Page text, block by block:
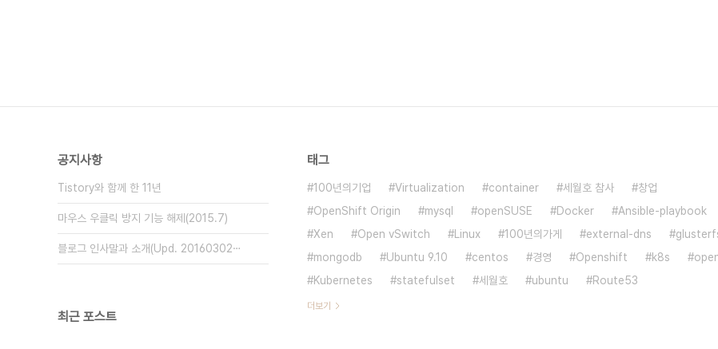
공지사항
Tistory와 함께 한 11년
마우스 우클릭 방지 기능 해제(2015.7)
블로그 인사말과 소개(Upd. 20160302⋯
최근 포스트
태그
100년의기업 Virtualization container 세월호 참사
창업
OpenShift Origin
mysql openSUSE Docker Ansible-playbook
Xen
Open vSwitch Linux 100년의가게 external-dns
mongodb
Ubuntu 9.10 centos 경영 Openshift k8s
Kubernetes
statefulset 세월호 ubuntu Route53
더보기